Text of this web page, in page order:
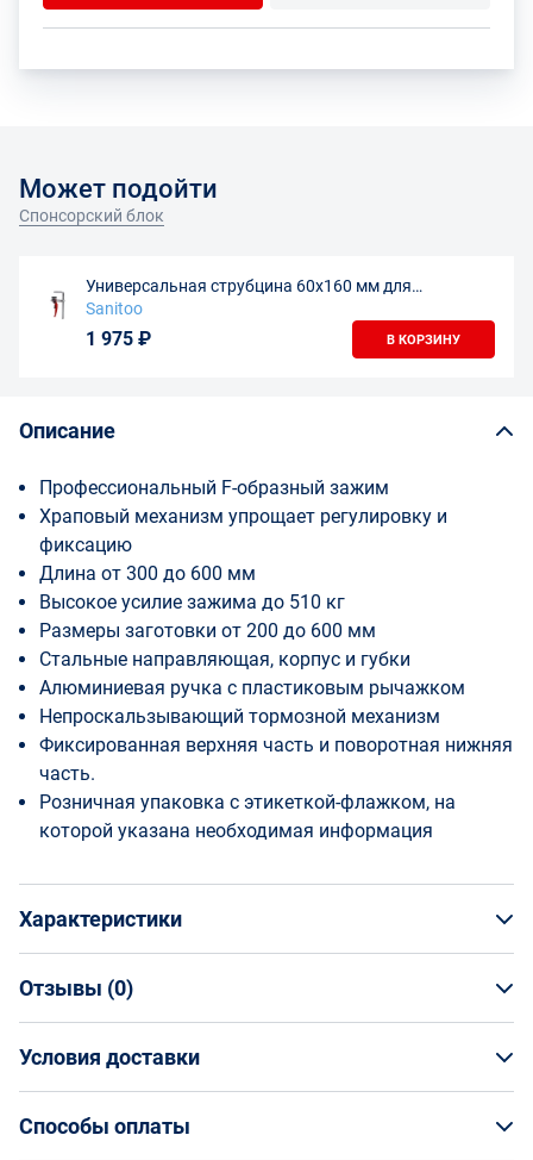
Может подойти
Спонсорский блок
Универсальная струбцина 60х160 мм для
направляющих шин
Sanitoo
1 975 ₽ В КОРЗИНУ
Описание
Профессиональный F-образный зажим
Храповый механизм упрощает регулировку и
фиксацию
Длина от 300 до 600 мм
Высокое усилие зажима до 510 кг
Размеры заготовки от 200 до 600 мм
Стальные направляющая, корпус и губки
Алюминиевая ручка с пластиковым рычажком
Непроскальзывающий тормозной механизм
Фиксированная верхняя часть и поворотная нижняя
часть.
Розничная упаковка с этикеткой-флажком, на
которой указана необходимая информация
Характеристики
Общая информация
Irimo
Артикул
257-600-2
Отзывы (0)
Отзывы (0) НАПИСАТЬ ОТЗЫВ
Условия доставки
Условия доставки
Способы оплаты